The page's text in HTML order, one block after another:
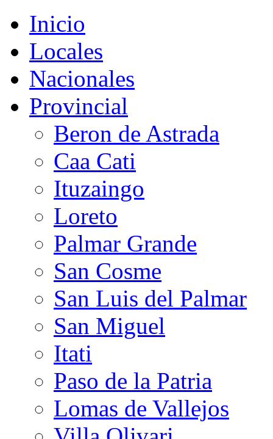
Inicio
Locales
Nacionales
Provincial
Beron de Astrada
Caa Cati
Ituzaingo
Loreto
Palmar Grande
San Cosme
San Luis del Palmar
San Miguel
Itati
Paso de la Patria
Lomas de Vallejos